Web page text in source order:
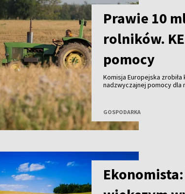
Prawie 10
rolników.
pomocy
Komisja Europejska
nadzwyczajnej pomocy dla
wsparcie nawet trzykrotnie,
GOSPODARKA